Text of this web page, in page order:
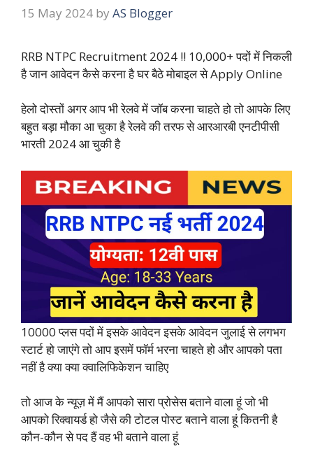
15 May 2024 by AS Blogger
RRB NTPC Recruitment 2024 !! 10,000+ पदों में निकली
है जान आवेदन कैसे करना है घर बैठे मोबाइल से Apply Online
हेलो दोस्तों अगर आप भी रेलवे में जॉब करना चाहते हो तो आपके लिए
बहुत बड़ा मौका आ चुका है रेलवे की तरफ से आरआरबी एनटीपीसी
भारती 2024 आ चुकी है
10000 प्लस पदों में इसके आवेदन इसके आवेदन जुलाई से लगभग
स्टार्ट हो जाएंगे तो आप इसमें फॉर्म भरना चाहते हो और आपको पता
नहीं है क्या क्या क्वालिफिकेशन चाहिए
तो आज के न्यूज़ में मैं आपको सारा प्रोसेस बताने वाला हूं जो भी
आपको रिक्वायर्ड हो जैसे की टोटल पोस्ट बताने वाला हूं कितनी है
कौन-कौन से पद हैं वह भी बताने वाला हूं